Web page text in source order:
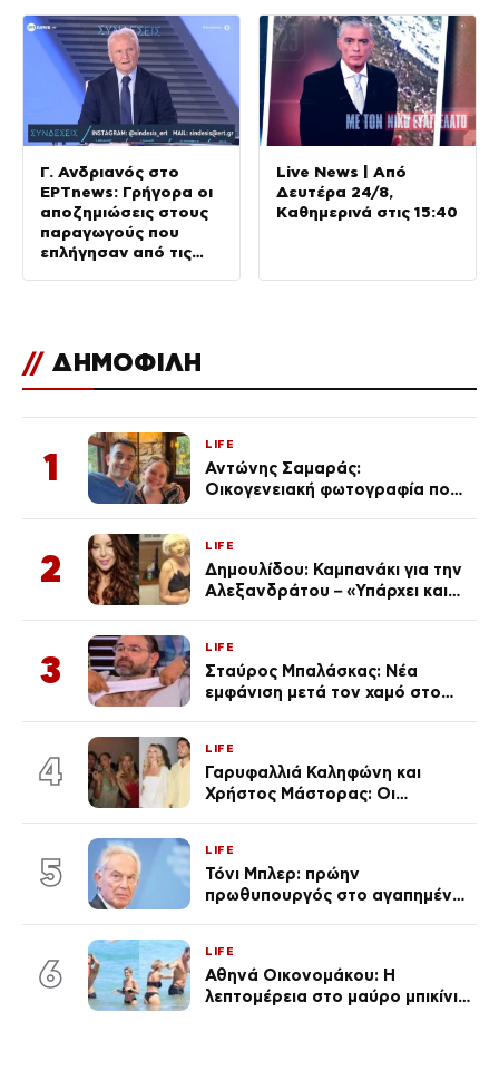
Γ. Ανδριανός στο
ΕΡΤnews: Γρήγορα οι
αποζημιώσεις στους
παραγωγούς που
επλήγησαν από τις
Live News | Από
Δευτέρα 24/8,
Kαθημερινά στις 15:40
// ΔΗΜΟΦΙΛΗ
1
LIFE
Αντώνης Σαμαράς:
Οικογενειακή φωτογραφία που
Λένας
2
LIFE
Δημουλίδου: Καμπανάκι για την
Αλεξανδράτου – «Υπάρχει και
3
LIFE
Σταύρος Μπαλάσκας: Νέα
εμφάνιση μετά τον χαμό στο
4
LIFE
Γαρυφαλλιά Καληφώνη και
Χρήστος Μάστορας: Οι
απαρατήρητη
5
LIFE
Τόνι Μπλερ: πρώην
πρωθυπουργός στο αγαπημένο
6
LIFE
Αθηνά Οικονομάκου: Η
λεπτομέρεια στο μαύρο μπικίνι